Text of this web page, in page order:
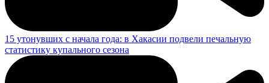
15 утонувших с начала года: в Хакасии подвели печальную
статистику купального сезона